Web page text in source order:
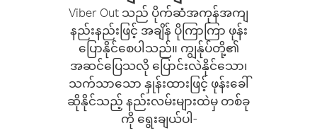
Viber Out သည် ပိုက်ဆံအကုန်အကျ
နည်းနည်းဖြင့် အချိန် ပိုကြာကြာ ဖုန်း
ပြောနိုင်စေပါသည်။ ကျွန်ုပ်တို့၏
အဆင်ပြေသလို ပြောင်းလဲနိုင်သော၊
သက်သာသော နှုန်းထားဖြင့် ဖုန်းခေါ်
ဆိုနိုင်သည့် နည်းလမ်းများထဲမှ တစ်ခု
ကို ရွေးချယ်ပါ-